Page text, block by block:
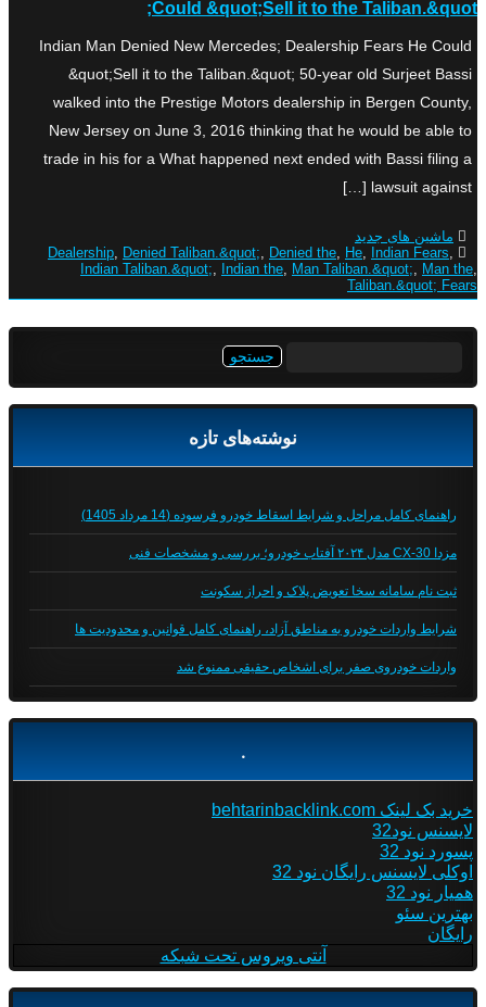
Could &quot;Sell it to the Taliban.&quot;
Indian Man Denied New Mercedes; Dealership Fears He Could
&quot;Sell it to the Taliban.&quot; 50-year old Surjeet Bassi
walked into the Prestige Motors dealership in Bergen County,
New Jersey on June 3, 2016 thinking that he would be able to
trade in his for a What happened next ended with Bassi filing a
lawsuit against […]
ماشین های جدید
Dealership, Denied Taliban.&quot;, Denied the, He, Indian Fears,
Indian Taliban.&quot;, Indian the, Man Taliban.&quot;, Man the,
Taliban.&quot; Fears
نوشته‌های تازه
راهنمای کامل مراحل و شرایط اسقاط خودرو فرسوده (14 مرداد 1405)
مزدا CX-30 مدل ۲۰۲۴ آفتاب خودرو؛ بررسی و مشخصات فنی
ثبت نام سامانه سخا تعویض پلاک و احراز سکونت
شرایط واردات خودرو به مناطق آزاد، راهنمای کامل قوانین و محدودیت ها
واردات خودروی صفر برای اشخاص حقیقی ممنوع شد
.
خرید بک لینک behtarinbacklink.com
لایسنس نود32
پسورد نود 32
اوکلی لایسنس رایگان نود 32
همیار نود 32
بهترین سئو
رایگان
آنتی ویروس تحت شبکه